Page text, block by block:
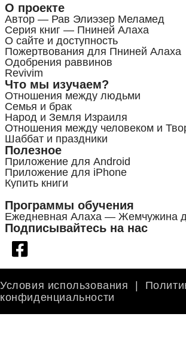
О проекте
Автор — Рав Элиэзер Меламед
Серия книг — Пниней Алаха
О сайте и доступность
Пожертвования для Пниней Алаха
Одобрения раввинов
Revivim
Что мы изучаем?
Отношения между людьми
Семья и брак
Народ и Земля Израиля
Отношения между человеком и
Шаббат и праздники
Полезное
Приложение для Android
Приложение для iPhone
Купить книги
Программы обучения
Ежедневная Алаха — Жемчужина
Подписывайтесь на нас
Условия использования |
конфиденциальности